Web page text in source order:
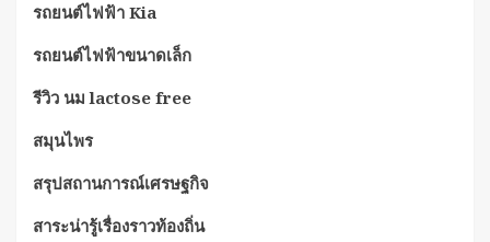
รถยนต์ไฟฟ้า Kia
รถยนต์ไฟฟ้าขนาดเล็ก
รีวิว นม lactose free
สมุนไพร
สรุปสถานการณ์เศรษฐกิจ
สาระน่ารู้เรื่องราวท้องถิ่น